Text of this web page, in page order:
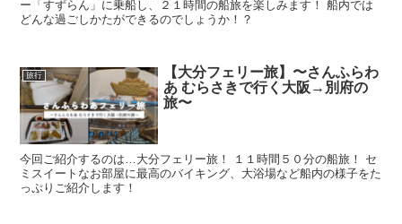
ー「すずらん」に乗船し、２１時間の船旅を楽しみます！ 船内では
どんな過ごしかたができるのでしょうか！？
旅行
【大分フェリー旅】〜さんふらわ
あ むらさきで行く大阪→別府の
旅〜
今回ご紹介するのは…大分フェリー旅！ １１時間５０分の船旅！ セ
ミスイートなお部屋に最高のバイキング、大浴場など船内の様子をた
っぷりご紹介します！